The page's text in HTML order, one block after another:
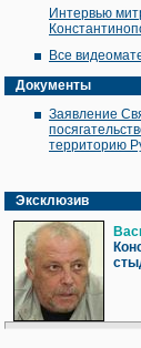
Интервью
Все
Документы
Заявление
территорию
Эксклюзив